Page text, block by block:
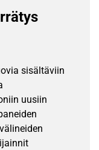
sisältäviin
uusiin